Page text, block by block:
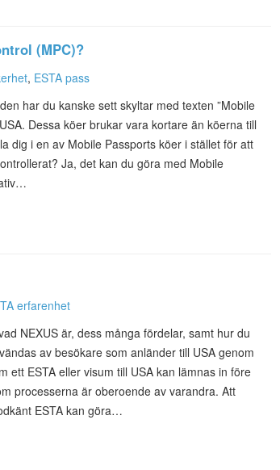
(MPC)?
, ESTA pass
har du kanske sett skyltar med texten ”Mobile
Dessa köer brukar vara kortare än köerna till
dig i en av Mobile Passports köer i stället för att
Ja, det kan du göra med Mobile
erfarenhet
NEXUS är, dess många fördelar, samt hur du
av besökare som anländer till USA genom
ett ESTA eller visum till USA kan lämnas in före
processerna är oberoende av varandra. Att
ESTA kan göra…